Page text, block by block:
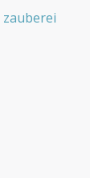
zauberei